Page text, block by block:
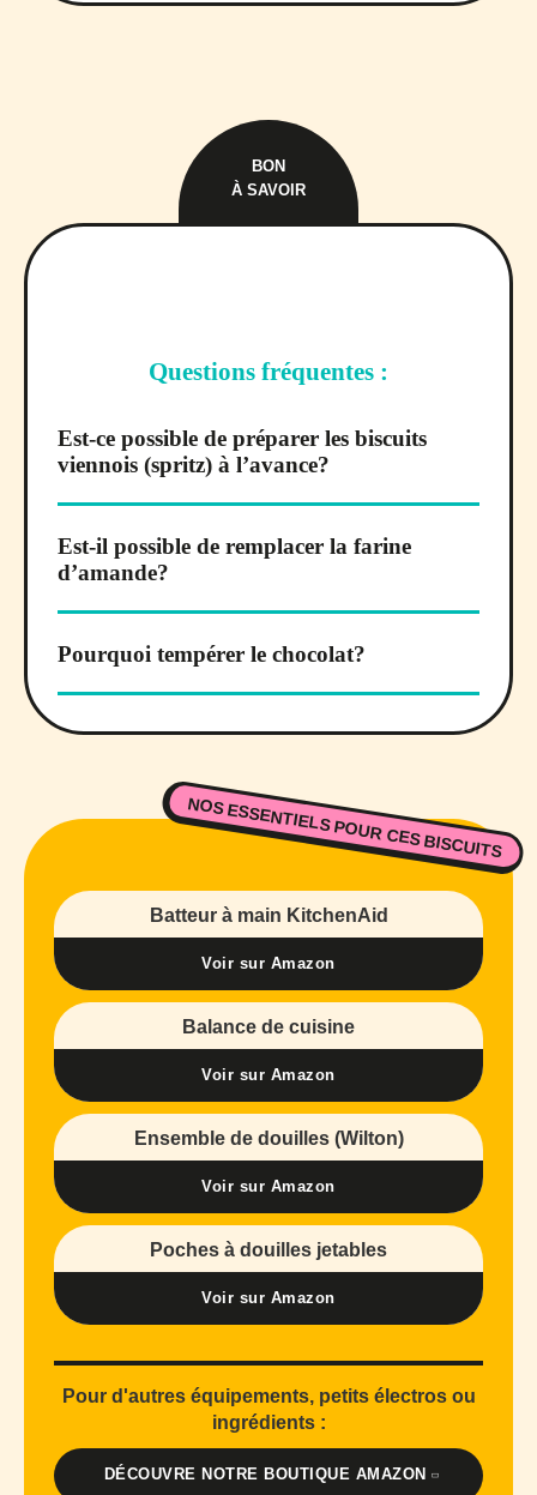
BON
À SAVOIR
Questions fréquentes :
Est-ce possible de préparer les biscuits
viennois (spritz) à l’avance?
Est-il possible de remplacer la farine
d’amande?
Pourquoi tempérer le chocolat?
NOS ESSENTIELS POUR CES BISCUITS
Batteur à main KitchenAid
Voir sur Amazon
Balance de cuisine
Voir sur Amazon
Ensemble de douilles (Wilton)
Voir sur Amazon
Poches à douilles jetables
Voir sur Amazon
Pour d'autres équipements, petits électros ou
ingrédients :
DÉCOUVRE NOTRE BOUTIQUE AMAZON